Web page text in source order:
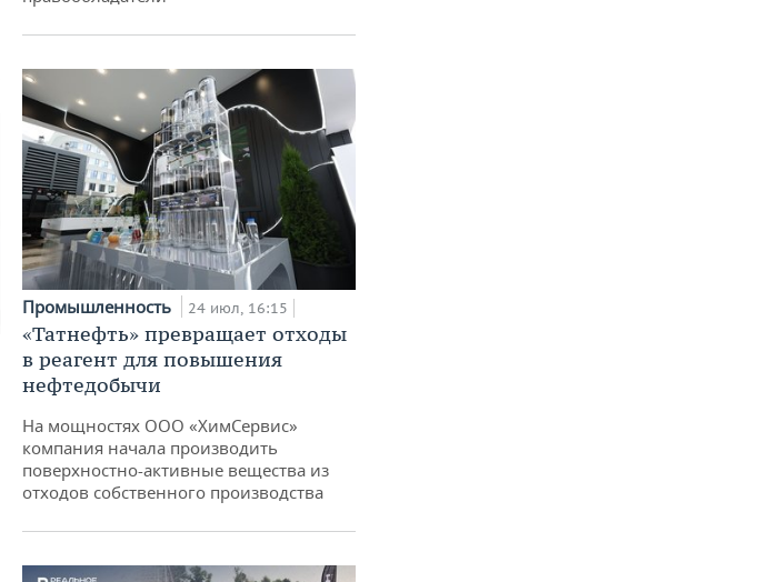
Промышленность 24 июл, 16:15
«Татнефть» превращает отходы
в реагент для повышения
нефтедобычи
На мощностях ООО «ХимСервис»
компания начала производить
поверхностно-активные вещества из
отходов собственного производства